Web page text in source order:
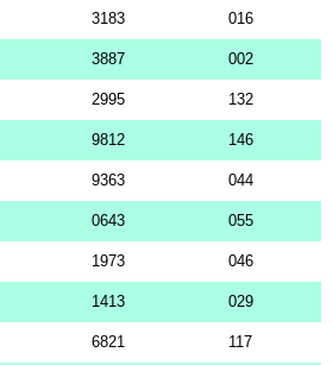
3183 016
3887 002
2995 132
9812 146
9363 044
0643 055
1973 046
1413 029
6821 117